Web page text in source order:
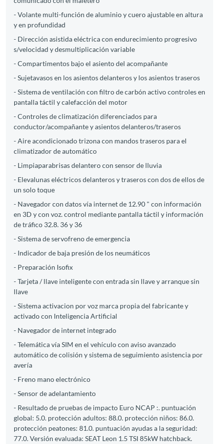
- Volante multi-función de aluminio y cuero ajustable en altura
y en profundidad
- Dirección asistida eléctrica con endurecimiento progresivo
s/velocidad y desmultiplicación variable
- Compartimentos bajo el asiento del acompañante
- Sujetavasos en los asientos delanteros y los asientos traseros
- Sistema de ventilación con filtro de carbón activo controles en
pantalla táctil y calefacción del motor
- Controles de climatización diferenciados para
conductor/acompañante y asientos delanteros/traseros
- Aire acondicionado trizona con mandos traseros para el
climatizador de automático
- Limpiaparabrisas delantero con sensor de lluvia
- Elevalunas eléctricos delanteros y traseros con dos de ellos de
un solo toque
- Navegador con datos vía internet de 12.90 " con información
en 3D y con voz. control mediante pantalla táctil y información
de tráfico 32.8. 36 y 36
- Sistema de servofreno de emergencia
- Indicador de baja presión de los neumáticos
- Preparación Isofix
- Tarjeta / llave inteligente con entrada sin llave y arranque sin
llave
- Sistema activacion por voz marca propia del fabricante y
activado con Inteligencia Artificial
- Navegador de internet integrado
- Telemática vía SIM en el vehículo con aviso avanzado
automático de colisión y sistema de seguimiento asistencia por
avería
- Freno mano electrónico
- Sensor de adelantamiento
- Resultado de pruebas de impacto Euro NCAP :. puntuación
global: 5.0. protección adultos: 88.0. protección niños: 86.0.
protección peatones: 81.0. puntuación ayudas a la seguridad:
77.0. Versión evaluada: SEAT Leon 1.5 TSI 85kW hatchback.